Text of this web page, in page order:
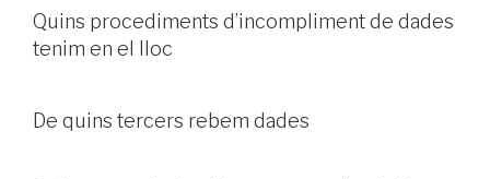
Quins procediments d’incompliment de dades
tenim en el lloc
De quins tercers rebem dades